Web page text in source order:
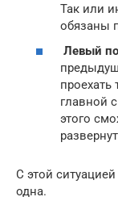
Так или
обязаны
Левый
проехать
главной
этого
С этой
одна.